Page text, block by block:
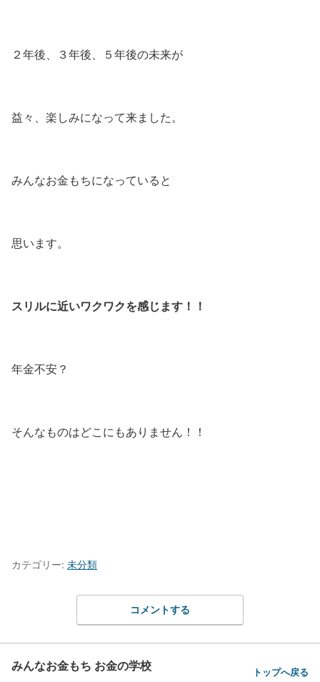
２年後、３年後、５年後の未来が
益々、楽しみになって来ました。
みんなお金もちになっていると
思います。
スリルに近いワクワクを感じます！！
年金不安？
そんなものはどこにもありません！！
カテゴリー: 未分類
コメントする
みんなお金もち お金の学校 トップへ戻る